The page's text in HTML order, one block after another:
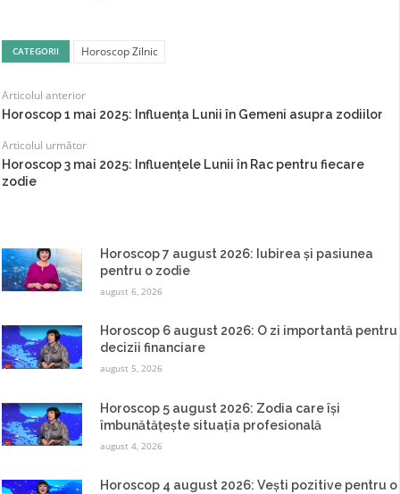
CATEGORII Horoscop Zilnic
Articolul anterior
Horoscop 1 mai 2025: Influența Lunii în Gemeni asupra zodiilor
Articolul următor
Horoscop 3 mai 2025: Influențele Lunii în Rac pentru fiecare
zodie
Horoscop 7 august 2026: Iubirea și pasiunea
pentru o zodie
august 6, 2026
Horoscop 6 august 2026: O zi importantă pentru
decizii financiare
august 5, 2026
Horoscop 5 august 2026: Zodia care își
îmbunătățește situația profesională
august 4, 2026
Horoscop 4 august 2026: Vești pozitive pentru o